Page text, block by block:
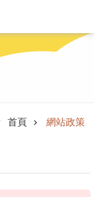
首頁 網站政策